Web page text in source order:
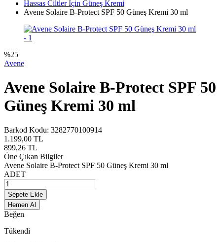
Hassas Ciltler İçin Güneş Kremi
Avene Solaire B-Protect SPF 50 Güneş Kremi 30 ml
%25
Avene
Avene Solaire B-Protect SPF 50
Güneş Kremi 30 ml
Barkod Kodu: 3282770100914
1.199,00 TL
899,26 TL
Öne Çıkan Bilgiler
Avene Solaire B-Protect SPF 50 Güneş Kremi 30 ml
ADET
Sepete Ekle
Hemen Al
Beğen
Tükendi